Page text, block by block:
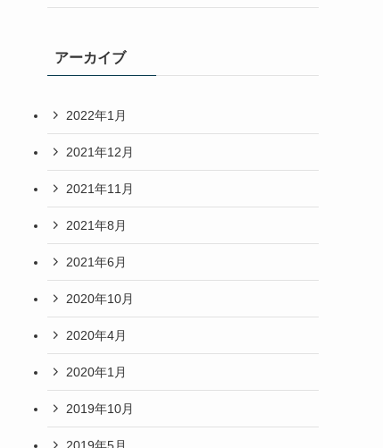
アーカイブ
2022年1月
2021年12月
2021年11月
2021年8月
2021年6月
2020年10月
2020年4月
2020年1月
2019年10月
2019年5月